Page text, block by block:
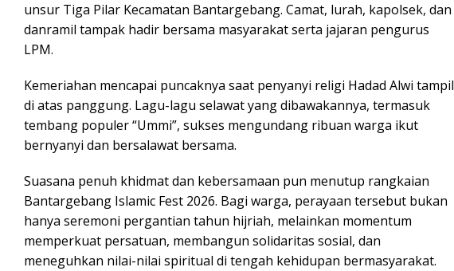
unsur Tiga Pilar Kecamatan Bantargebang. Camat, lurah, kapolsek, dan
danramil tampak hadir bersama masyarakat serta jajaran pengurus
LPM.
Kemeriahan mencapai puncaknya saat penyanyi religi Hadad Alwi tampil
di atas panggung. Lagu-lagu selawat yang dibawakannya, termasuk
tembang populer “Ummi”, sukses mengundang ribuan warga ikut
bernyanyi dan bersalawat bersama.
Suasana penuh khidmat dan kebersamaan pun menutup rangkaian
Bantargebang Islamic Fest 2026. Bagi warga, perayaan tersebut bukan
hanya seremoni pergantian tahun hijriah, melainkan momentum
memperkuat persatuan, membangun solidaritas sosial, dan
meneguhkan nilai-nilai spiritual di tengah kehidupan bermasyarakat.